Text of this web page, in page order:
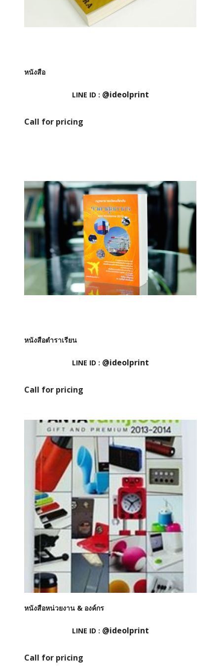
หนังสือ
LINE ID : @ideolprint
Call for pricing
หนังสือตำราเรียน
LINE ID : @ideolprint
Call for pricing
หนังสือหน่วยงาน & องค์กร
LINE ID : @ideolprint
Call for pricing